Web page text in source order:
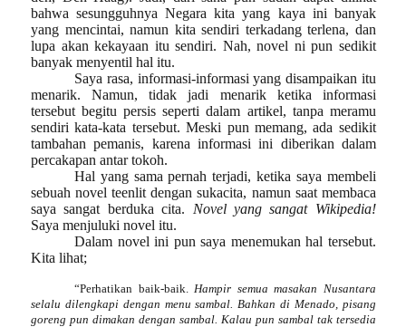
bahwa sesungguhnya Negara kita yang kaya ini banyak
yang mencintai, namun kita sendiri terkadang terlena, dan
lupa akan kekayaan itu sendiri. Nah, novel ni pun sedikit
banyak menyentil hal itu.
Saya rasa, informasi-informasi yang disampaikan itu
menarik. Namun, tidak jadi menarik ketika informasi
tersebut begitu persis seperti dalam artikel, tanpa meramu
sendiri kata-kata tersebut. Meski pun memang, ada sedikit
tambahan pemanis, karena informasi ini diberikan dalam
percakapan antar tokoh.
Hal yang sama pernah terjadi, ketika saya membeli
sebuah novel teenlit dengan sukacita, namun saat membaca
saya sangat berduka cita. Novel yang sangat Wikipedia!
Saya menjuluki novel itu.
Dalam novel ini pun saya menemukan hal tersebut.
Kita lihat;
“Perhatikan baik-baik.Hampir semua masakan Nusantara
selalu dilengkapi dengan menu sambal. Bahkan di Menado, pisang
goreng pun dimakan dengan sambal. Kalau pun sambal tak tersedia